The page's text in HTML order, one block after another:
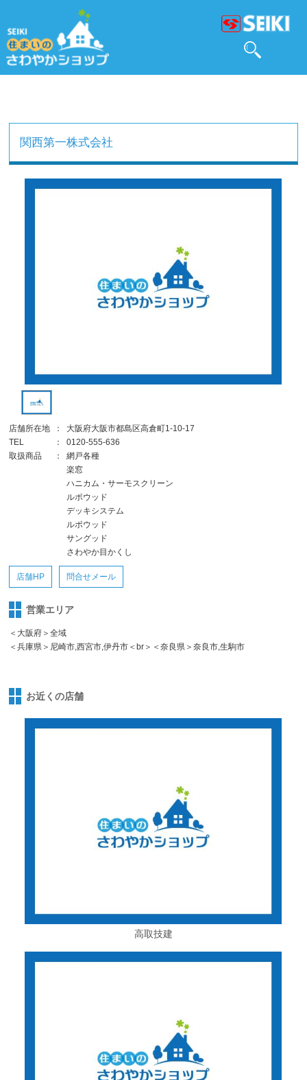
関西第一株式会社
店舗所在地 ：
大阪府大阪市都島区高倉町1-10-17
TEL
：
0120-555-636
取扱商品
：
網戸各種
楽窓
ハニカム・サーモスクリーン
ルポウッド
デッキシステム
ルポウッド
サングッド
さわやか目かくし
店舗HP 問合せメール
営業エリア
＜大阪府＞全域
＜兵庫県＞尼崎市,西宮市,伊丹市＜br＞＜奈良県＞奈良市,生駒市
お近くの店舗
高取技建